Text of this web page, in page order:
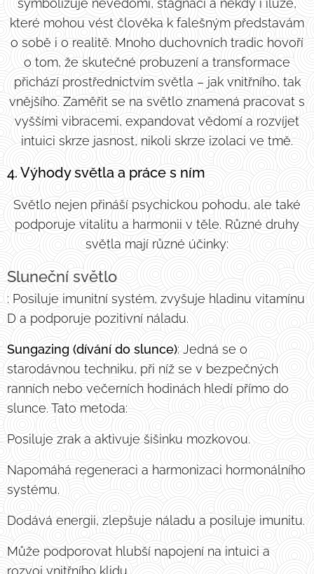
symbolizuje nevědomí, stagnaci a někdy i iluze,
které mohou vést člověka k falešným představám
o sobě i o realitě. Mnoho duchovních tradic hovoří
o tom, že skutečné probuzení a transformace
přichází prostřednictvím světla – jak vnitřního, tak
vnějšího. Zaměřit se na světlo znamená pracovat s
vyššími vibracemi, expandovat vědomí a rozvíjet
intuici skrze jasnost, nikoli skrze izolaci ve tmě.
4. Výhody světla a práce s ním
Světlo nejen přináší psychickou pohodu, ale také
podporuje vitalitu a harmonii v těle. Různé druhy
světla mají různé účinky:
Sluneční světlo
: Posiluje imunitní systém, zvyšuje hladinu vitamínu
D a podporuje pozitivní náladu.
Sungazing (dívání do slunce): Jedná se o
starodávnou techniku, při níž se v bezpečných
ranních nebo večerních hodinách hledí přímo do
slunce. Tato metoda:
Posiluje zrak a aktivuje šišinku mozkovou.
Napomáhá regeneraci a harmonizaci hormonálního
systému.
Dodává energii, zlepšuje náladu a posiluje imunitu.
Může podporovat hlubší napojení na intuici a
rozvoj vnitřního klidu.